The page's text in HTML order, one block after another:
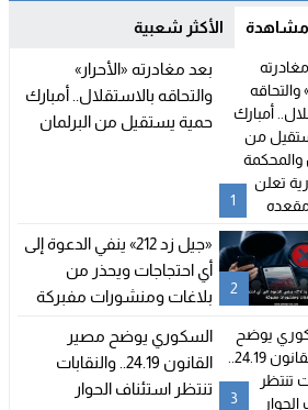
مشاهدة الأكثر شعبية
1
بعد مغادرته «الأحرار»
والتحاقه بالاستقلال.. أمبارك
حمية يستقيل من البرلمان
2
«جيل زد 212» ينفي الدعوة إلى
أي احتجاجات ويحذر من
بلاغات ومنشورات مفبركة
3
السكوري يوضح مصير
القانون 24.19.. والنقابات
تنتظر استئناف الحوار